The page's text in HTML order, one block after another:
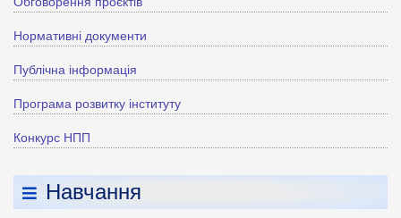
Нормативні документи
Публічна інформація
Програма розвитку інституту
Конкурс НПП
Навчання